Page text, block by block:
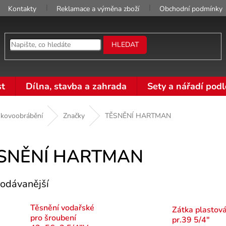
Kontakty Reklamace a výměna zboží Obchodní podmínky
HLEDAT
Dílna, stavba a zahrada Sety a nářadí
Značky TĚSNĚNÍ HARTMAN
HARTMAN
Těsnění vodařské
pro šroubení
Zátka plastová
pr.39 5/4"